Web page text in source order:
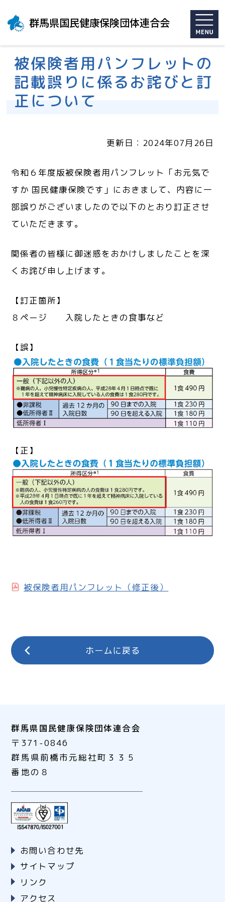
群馬県国民健康保険団体連合会
被保険者用パンフレットの
記載誤りに係るお詫びと訂
正について
更新日：2024年07月26日
令和６年度版被保険者用パンフレット「お元気で
すか 国民健康保険です」におきまして、内容に一
部誤りがございましたので以下のとおり訂正させ
ていただきます。
関係者の皆様に御迷惑をおかけしましたことを深
くお詫び申し上げます。
【訂正箇所】
８ページ 入院したときの食事など
【誤】
【正】
被保険者用パンフレット（修正後）
群馬県国民健康保険団体連合会
〒371-0846
群馬県前橋市元総社町３３５
番地の８
お問い合わせ先
サイトマップ
リンク
アクセス